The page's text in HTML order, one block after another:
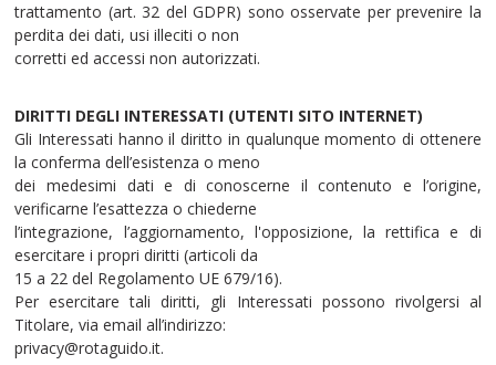
trattamento (art. 32 del GDPR) sono osservate per prevenire la
perdita dei dati, usi illeciti o non
corretti ed accessi non autorizzati.
DIRITTI DEGLI INTERESSATI (UTENTI SITO INTERNET)
Gli Interessati hanno il diritto in qualunque momento di ottenere
la conferma dell’esistenza o meno
dei medesimi dati e di conoscerne il contenuto e l’origine,
verificarne l’esattezza o chiederne
l’integrazione, l’aggiornamento, l'opposizione, la rettifica e di
esercitare i propri diritti (articoli da
15 a 22 del Regolamento UE 679/16).
Per esercitare tali diritti, gli Interessati possono rivolgersi al
Titolare, via email all’indirizzo:
privacy@rotaguido.it.